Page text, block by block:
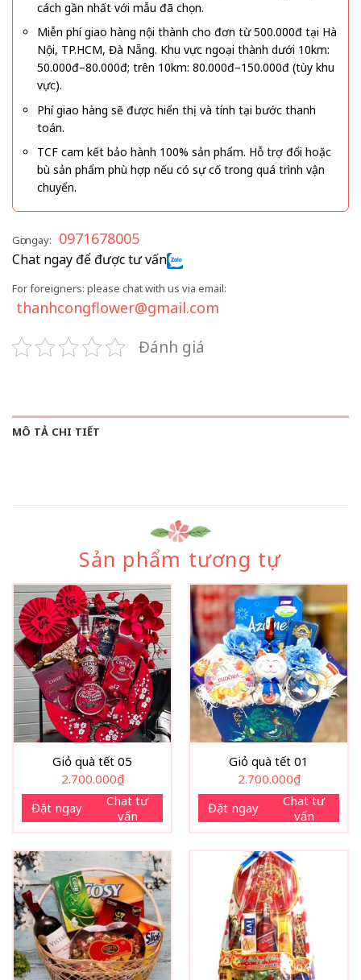
cách gần nhất với mẫu đã chọn.
Miễn phí giao hàng nội thành cho đơn từ 500.000đ tại Hà
Nội, TP.HCM, Đà Nẵng. Khu vực ngoại thành dưới 10km:
50.000đ–80.000đ; trên 10km: 80.000đ–150.000đ (tùy khu
vực).
Phí giao hàng sẽ được hiển thị và tính tại bước thanh
toán.
TCF cam kết bảo hành 100% sản phẩm. Hỗ trợ đổi hoặc
bù sản phẩm phù hợp nếu có sự cố trong quá trình vận
chuyển.
Gọi ngay: 0971678005
Chat ngay để được tư vấn
For foreigners: please chat with us via email:
thanhcongflower@gmail.com
Đánh giá
MÔ TẢ CHI TIẾT
Sản phẩm tương tự
Giỏ quà tết 05
2.700.000₫
Đặt ngay
Chat tư
vấn
Giỏ quà tết 01
2.700.000₫
Đặt ngay
Chat tư
vấn